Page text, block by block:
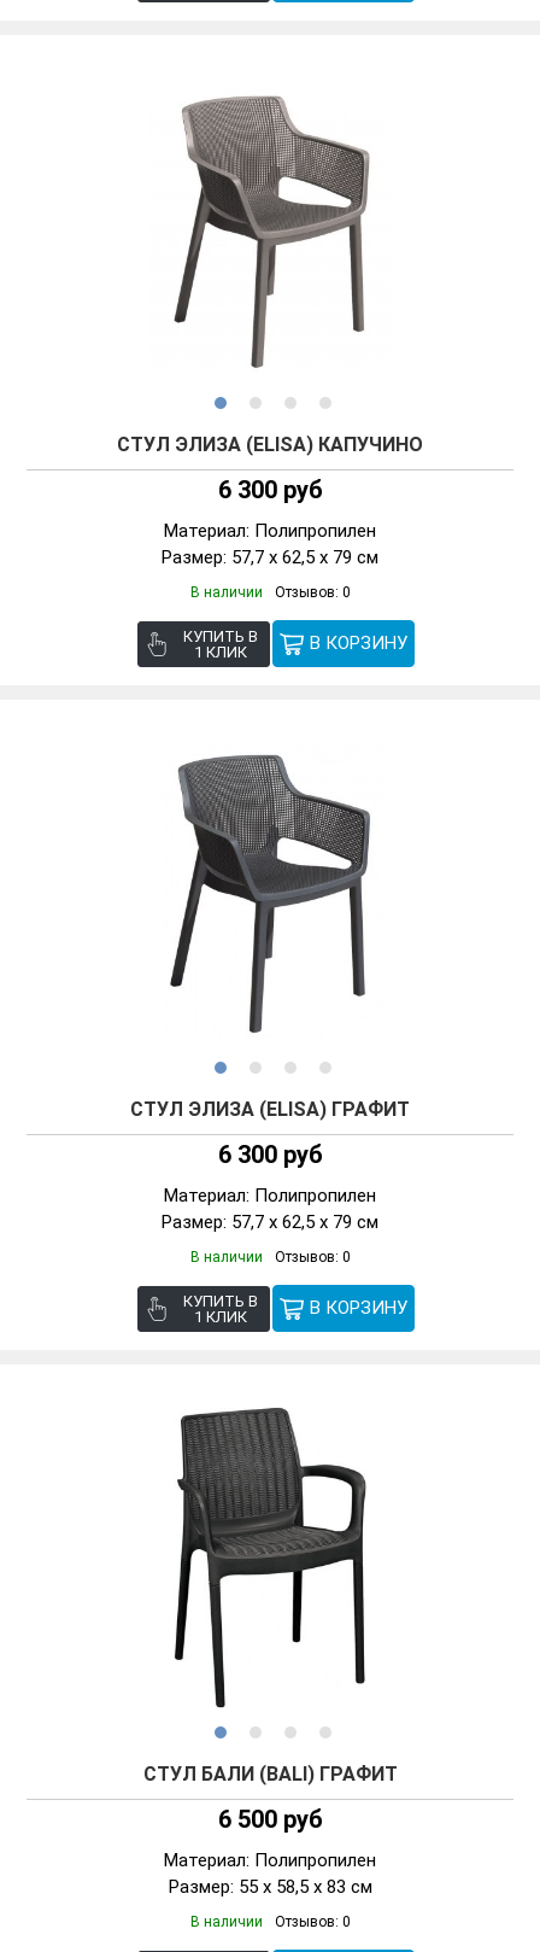
СТУЛ ЭЛИЗА (ELISA) КАПУЧИНО
6 300 руб
Материал: Полипропилен
Размер: 57,7 x 62,5 x 79 см
В наличии Отзывов: 0
КУПИТЬ В
1 КЛИК
СТУЛ ЭЛИЗА (ELISA) ГРАФИТ
6 300 руб
Материал: Полипропилен
Размер: 57,7 x 62,5 x 79 см
В наличии Отзывов: 0
КУПИТЬ В
1 КЛИК
СТУЛ БАЛИ (BALI) ГРАФИТ
6 500 руб
Материал: Полипропилен
Размер: 55 х 58,5 х 83 см
В наличии Отзывов: 0